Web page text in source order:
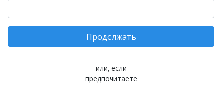
Продолжать
или, если
предпочитаете